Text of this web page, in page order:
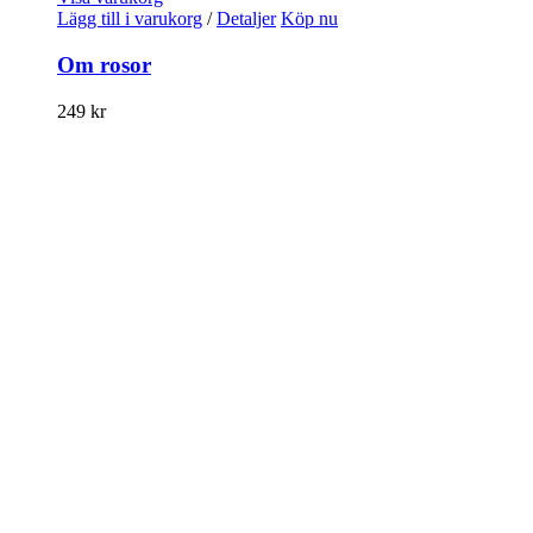
Lägg till i varukorg / Detaljer Köp nu
Om rosor
249 kr